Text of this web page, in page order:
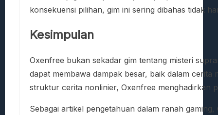
konsekuensi pilihan, gim ini sering dibahas tidak
Kesimpulan
Oxenfree bukan sekadar gim tentang misteri
dapat membawa dampak besar, baik dalam
struktur cerita nonlinier, Oxenfree menghadirkan
Sebagai artikel pengetahuan dalam ranah